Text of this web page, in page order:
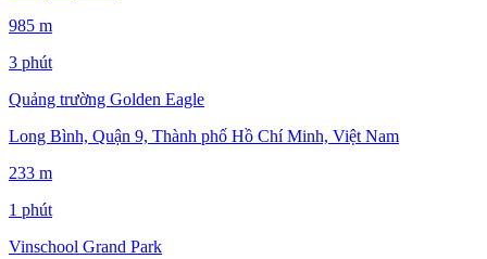
985 m
3 phút
Quảng trường Golden Eagle
Long Bình, Quận 9, Thành phố Hồ Chí Minh, Việt Nam
233 m
1 phút
Vinschool Grand Park